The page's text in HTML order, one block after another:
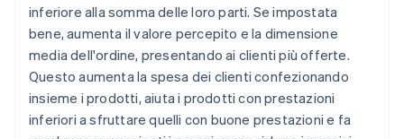
inferiore alla somma delle loro parti. Se impostata
bene, aumenta il valore percepito e la dimensione
media dell'ordine, presentando ai clienti più offerte.
Questo aumenta la spesa dei clienti confezionando
insieme i prodotti, aiuta i prodotti con prestazioni
inferiori a sfruttare quelli con buone prestazioni e fa